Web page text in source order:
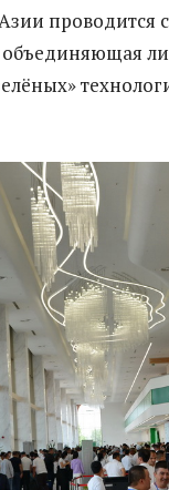
проводится
объединяющая